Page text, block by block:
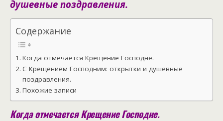
душевные поздравления.
Содержание
Когда отмечается Крещение Господне.
С Крещением Господним: открытки и душевные
поздравления.
Похожие записи
Когда отмечается Крещение Господне.